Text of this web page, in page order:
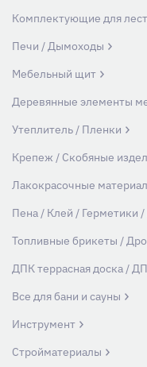
Комплектующие для
Печи / Дымоходы
Мебельный щит
Деревянные элементы
Утеплитель / Пленки
Крепеж / Скобяные
Лакокрасочные
Пена / Клей / Герметики
Топливные брикеты /
ДПК террасная доска /
Все для бани и сауны
Инструмент
Стройматериалы